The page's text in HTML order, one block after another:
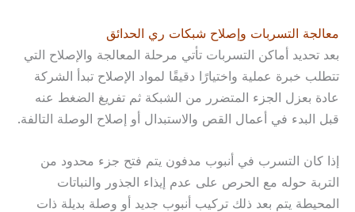
معالجة التسربات وإصلاح شبكات ري الحدائق
بعد تحديد أماكن التسربات تأتي مرحلة المعالجة والإصلاح التي
تتطلب خبرة عملية واختيارًا دقيقًا لمواد الإصلاح تبدأ الشركة
عادة بعزل الجزء المتضرر من الشبكة ثم تفريغ الضغط عنه
قبل البدء في أعمال القص والاستبدال أو إصلاح الوصلة التالفة.
إذا كان التسرب في أنبوب مدفون يتم فتح جزء محدود من
التربة حوله مع الحرص على عدم إيذاء الجذور والنباتات
المحيطة يتم بعد ذلك تركيب أنبوب جديد أو وصلة بديلة ذات